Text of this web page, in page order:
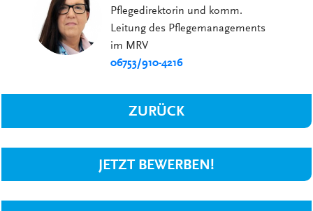
Pflegedirektorin und komm.
Leitung des Pflegemanagements
im MRV
06753/910-4216
ZURÜCK
JETZT BEWERBEN!